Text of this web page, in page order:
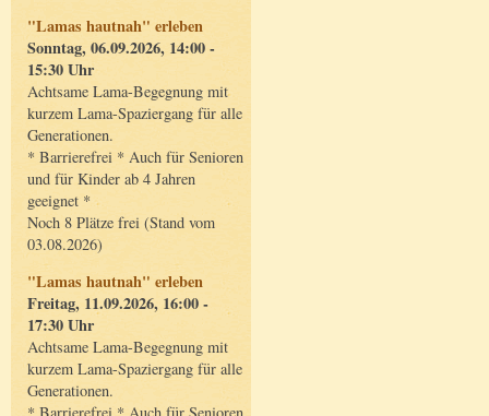
"Lamas hautnah" erleben
Sonntag, 06.09.2026, 14:00 -
15:30 Uhr
Achtsame Lama-Begegnung mit
kurzem Lama-Spaziergang für alle
Generationen.
* Barrierefrei * Auch für Senioren
und für Kinder ab 4 Jahren
geeignet *
Noch 8 Plätze frei (Stand vom
03.08.2026)
"Lamas hautnah" erleben
Freitag, 11.09.2026, 16:00 -
17:30 Uhr
Achtsame Lama-Begegnung mit
kurzem Lama-Spaziergang für alle
Generationen.